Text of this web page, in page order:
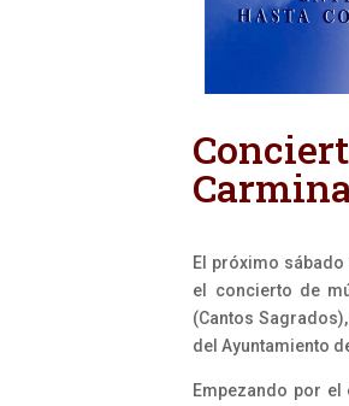
El próximo sábado
el concierto de
(Cantos
del Ayuntamiento
Empezando por